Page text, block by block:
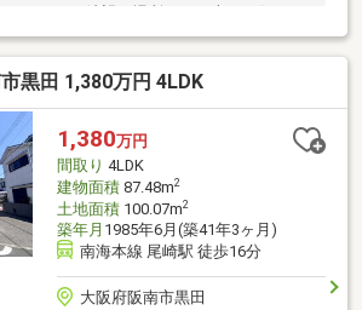
ので、ご希望の場所までお車でお伺いし
相談会 実施中！】物件探しだけでなく、
、火災保険等、皆様の気になる疑問にお
南市のおうち探しはお任せください！
】「見学予約する」「資料請求する」か
時間受付中！ネットに掲載していない物件
お電話」「資料請求する」からお気軽にお
黒田 1,380万円 4LDK
1,380万円
間取り 4LDK
建物面積87.48m2
土地面積100.07m2
築年月 1985年6月(築41年3ヶ月)
南海本線 尾崎駅 徒歩16分
大阪府阪南市黒田